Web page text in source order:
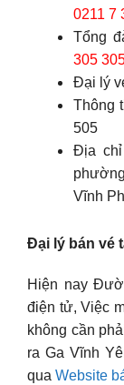
0211 7
Tổng
305
Đại lý
Thông
505
Địa
Vĩnh
Đại lý bán vé
Hiện nay
điện tử, Việc
không cần
ra Ga Vĩnh
qua Website